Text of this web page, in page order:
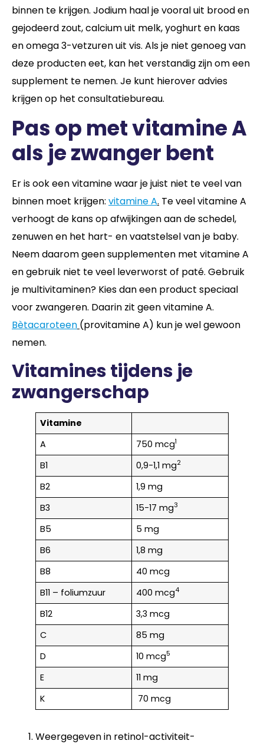
binnen te krijgen. Jodium haal je vooral uit brood en
gejodeerd zout, calcium uit melk, yoghurt en kaas
en omega 3-vetzuren uit vis. Als je niet genoeg van
deze producten eet, kan het verstandig zijn om een
supplement te nemen. Je kunt hierover advies
krijgen op het consultatiebureau.
Pas op met vitamine A
als je zwanger bent
Er is ook een vitamine waar je juist niet te veel van
binnen moet krijgen: vitamine A. Te veel vitamine A
verhoogt de kans op afwijkingen aan de schedel,
zenuwen en het hart- en vaatstelsel van je baby.
Neem daarom geen supplementen met vitamine A
en gebruik niet te veel leverworst of paté. Gebruik
je multivitaminen? Kies dan een product speciaal
voor zwangeren. Daarin zit geen vitamine A.
Bètacaroteen (provitamine A) kun je wel gewoon
nemen.
Vitamines tijdens je
zwangerschap
Vitamine
A
750 mcg1
B1 0,9-1,1 mg2
B2
1,9 mg
B3
15-17 mg3
B5
5 mg
B6
1,8 mg
B8
40 mcg
B11 – foliumzuur
400 mcg4
B12
3,3 mcg
C
85 mg
D
10 mcg5
E
11 mg
K
70 mcg
Weergegeven in retinol-activiteit-